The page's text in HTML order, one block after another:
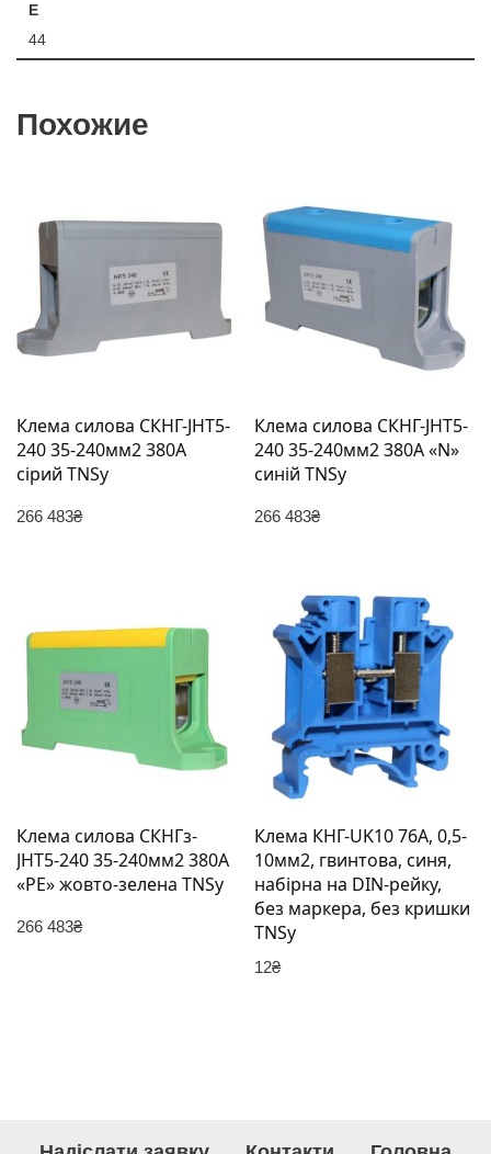
E
44
Похожие
Клема силова СКНГ-JHT5-
240 35-240мм2 380А
сірий TNSy
266 483₴
Клема силова СКНГ-JHT5-
240 35-240мм2 380А «N»
синій TNSy
266 483₴
Клема силова СКНГз-
JHT5-240 35-240мм2 380А
«PE» жовто-зелена TNSy
266 483₴
Клема КНГ-UK10 76А, 0,5-
10мм2, гвинтова, синя,
набірна на DIN-рейку,
без маркера, без кришки
TNSy
12₴